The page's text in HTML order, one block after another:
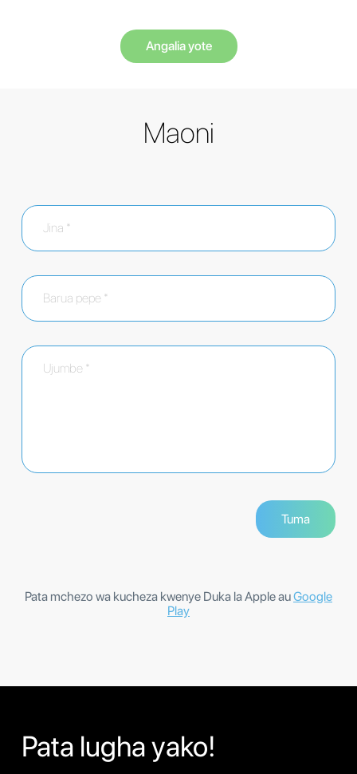
Angalia yote
Maoni
Pata mchezo wa kucheza kwenye Duka la Apple auGoogle
Play
Pata lugha yako!